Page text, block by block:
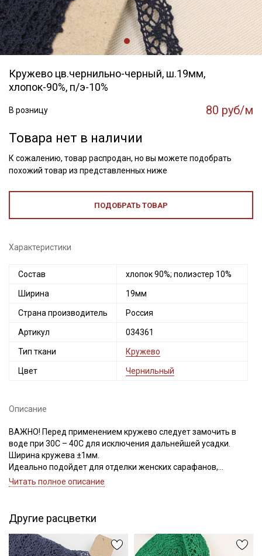
Кружево цв.чернильно-черный, ш.19мм,
хлопок-90%, п/э-10%
В розницу 80 руб/м
Товара нет в наличии
К сожалению, товар распродан, но вы можете подобрать
похожий товар из представленных ниже
ПОДОБРАТЬ ТОВАР
Характеристики
Состав хлопок 90%; полиэстер 10%
Ширина 19мм
Страна производитель Россия
Артикул 034361
Тип ткани Кружево
Цвет Чернильный
Описание
ВАЖНО! Перед применением кружево следует замочить в
воде при 30С – 40С для исключения дальнейшей усадки.
Ширина кружева ±1мм.
Идеально подойдет для отделки женских сарафанов,
платьев, юбок, рукавов.
творческих работ в различных техниках,
Цветопередача может отличаться от оригинального цвета в
зависимости от настроек вашего монитора.
Читать полное описание
Другие расцветки